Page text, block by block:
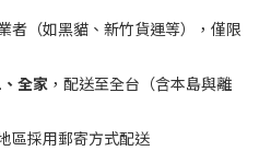
者（如黑貓、新竹貨運等），僅限
全家 ，配送至全台（含本島與離
區採用郵寄方式配送